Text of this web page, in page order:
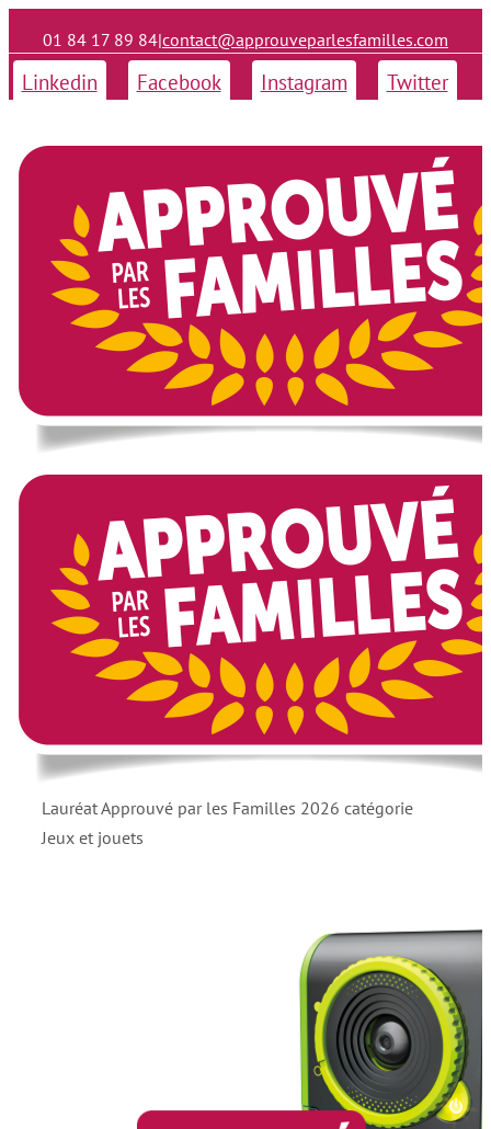
01 84 17 89 84|contact@approuveparlesfamilles.com
Linkedin Facebook Instagram Twitter
Lauréat Approuvé par les Familles 2026 catégorie
Jeux et jouets